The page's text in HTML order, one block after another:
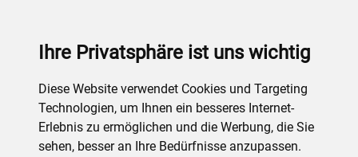
Ihre Privatsphäre ist uns wichtig
Diese Website verwendet Cookies und Targeting
Technologien, um Ihnen ein besseres Internet-
Erlebnis zu ermöglichen und die Werbung, die Sie
sehen, besser an Ihre Bedürfnisse anzupassen.